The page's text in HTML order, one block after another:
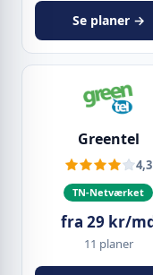
Se planer →
Greentel
4,3
TN-Netværket
fra 29 kr/
11 planer